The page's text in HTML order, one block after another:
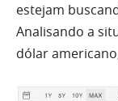
estejam
Analisando a
dólar